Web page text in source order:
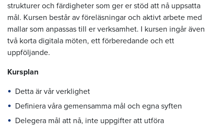
strukturer och färdigheter som ger er stöd att nå uppsatta
mål. Kursen består av föreläsningar och aktivt arbete med
mallar som anpassas till er verksamhet. I kursen ingår även
två korta digitala möten, ett förberedande och ett
uppföljande.
Kursplan
Detta är vår verklighet
Definiera våra gemensamma mål och egna syften
Delegera mål att nå, inte uppgifter att utföra